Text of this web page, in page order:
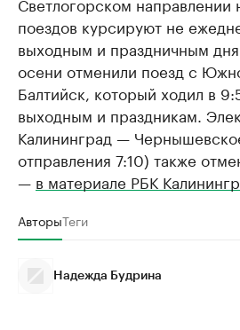
поездов курсируют не
выходным и праздничным
осени отменили поезд с
Балтийск, который ходил в
выходным и праздникам.
Калининград —
отправления 7:10) также
— в материале РБК
АвторыТеги
Надежда Будрина